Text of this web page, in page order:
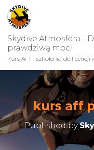
Skydive Atmosfera -
prawdziwą moc!
Kurs AFF i szkolenia do
kurs aff
Published by